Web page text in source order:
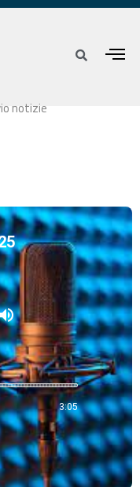
notizie
3:05